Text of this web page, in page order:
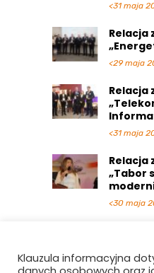
<31 maja
Relacja
<29 maja
Relacja
<31 maja
Relacja
„Tabor
<30 maja
<30 maja
Klauzula informacyjna